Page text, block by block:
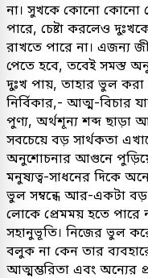
না। সুখকে কোনো কোনো
পারে, চেষ্টা করলেও
রাখতে পারে না। এজন্য
পেতে হবে, তবেই সমস্ত
দুঃখ পায়, তাহার ভুল
নির্বিকার,- আত্ম-বিচার
পুণ্য, অর্থশূন্য শব্দ ছাড়া
সবচেয়ে বড় সার্থকতা
অনুশোচনার আগুনে
মনুষ্যত্ব-সাধনের দিকে
ভুল সম্বন্ধে আর-একটা
লোকে প্রেমময় হতে পারে
সহানুভূতি। নিজের ভুল
বলুক না কেন তার
আত্মম্ভরিতা এবং অন্যের